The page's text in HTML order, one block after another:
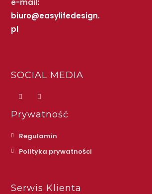
biuro@easylifedesign.
pl
SOCIAL MEDIA
Prywatność
Regulamin
Polityka prywatności
Serwis Klienta